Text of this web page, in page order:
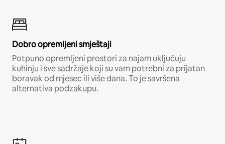
Dobro opremljeni smještaji
Potpuno opremljeni prostori za najam uključuju
kuhinju i sve sadržaje koji su vam potrebni za prijatan
boravak od mjesec ili više dana. To je savršena
alternativa podzakupu.